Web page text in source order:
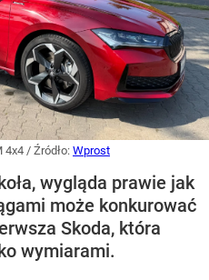
4x4 / Źródło: Wprost
wygląda prawie jak
może konkurować
Skoda, która
wymiarami.